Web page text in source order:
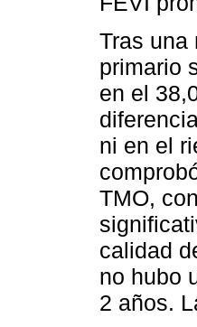
Tras una
primario
en el
ni en el
TMO,
calidad
no hubo
2 años.